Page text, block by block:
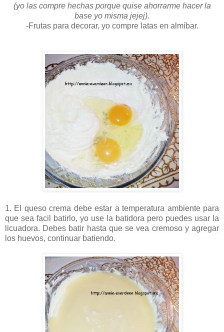
(yo las compre hechas porque quise ahorrarme hacer la
base yo misma jejej).
-Frutas para decorar, yo compre latas en almíbar.
1. El queso crema debe estar a temperatura ambiente para
que sea facil batirlo, yo use la batidora pero puedes usar la
licuadora. Debes batir hasta que se vea cremoso y agregar
los huevos, continuar batiendo.